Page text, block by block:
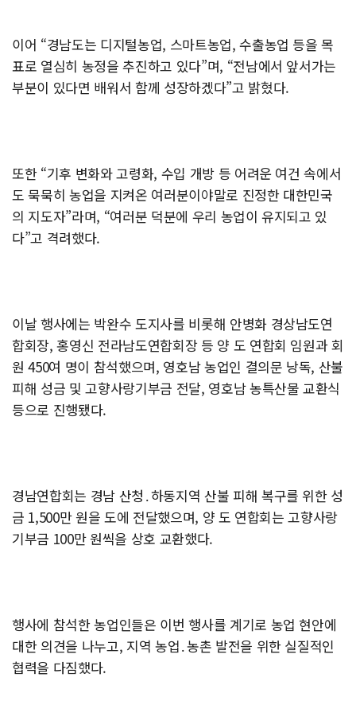
이어 “경남도는 디지털농업, 스마트농업, 수출농업 등을 목
표로 열심히 농정을 추진하고 있다”며, “전남에서 앞서가는
부분이 있다면 배워서 함께 성장하겠다”고 밝혔다.
또한 “기후 변화와 고령화, 수입 개방 등 어려운 여건 속에서
도 묵묵히 농업을 지켜온 여러분이야말로 진정한 대한민국
의 지도자”라며, “여러분 덕분에 우리 농업이 유지되고 있
다”고 격려했다.
이날 행사에는 박완수 도지사를 비롯해 안병화 경상남도연
합회장, 홍영신 전라남도연합회장 등 양 도 연합회 임원과 회
원 450여 명이 참석했으며, 영호남 농업인 결의문 낭독, 산불
피해 성금 및 고향사랑기부금 전달, 영호남 농특산물 교환식
등으로 진행됐다.
경남연합회는 경남 산청․하동지역 산불 피해 복구를 위한 성
금 1,500만 원을 도에 전달했으며, 양 도 연합회는 고향사랑
기부금 100만 원씩을 상호 교환했다.
행사에 참석한 농업인들은 이번 행사를 계기로 농업 현안에
대한 의견을 나누고, 지역 농업․농촌 발전을 위한 실질적인
협력을 다짐했다.